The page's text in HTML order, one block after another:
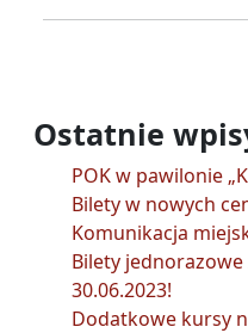
Ostatnie
POK w pawilonie
Bilety w nowych
Komunikacja
Bilety jednorazowe
30.06.2023!
Dodatkowe kursy